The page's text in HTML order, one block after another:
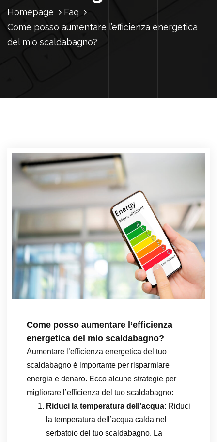
Homepage
Faq
Come posso aumentare l’efficienza energetica
del mio scaldabagno?
Come posso aumentare l’efficienza
energetica del mio scaldabagno?
Aumentare l’efficienza energetica del tuo
scaldabagno è importante per risparmiare
energia e denaro. Ecco alcune strategie per
migliorare l’efficienza del tuo scaldabagno:
Riduci la temperatura dell’acqua: Riduci
la temperatura dell’acqua calda nel
serbatoio del tuo scaldabagno. La